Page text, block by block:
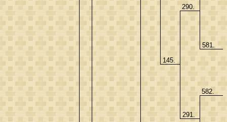
145.
290.
581.
291.
582.